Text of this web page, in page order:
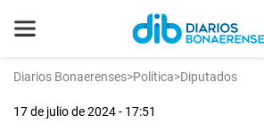
Diarios Bonaerenses>Política>Diputados
17 de julio de 2024 - 17:51